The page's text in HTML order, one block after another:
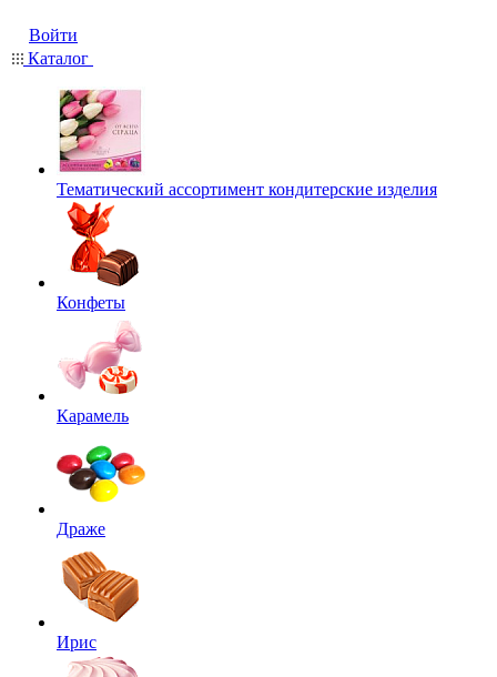
Войти
Каталог
Тематический ассортимент кондитерские изделия
Конфеты
Карамель
Драже
Ирис